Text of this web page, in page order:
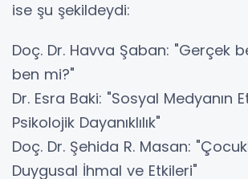
ise şu şekildeydi:
Doç. Dr. Havva Şaban: "Gerçek
ben mi?"
Dr. Esra Baki: "Sosyal Medyanın
Psikolojik Dayanıklılık"
Doç. Dr. Şehida R. Masan:
Duygusal İhmal ve Etkileri"